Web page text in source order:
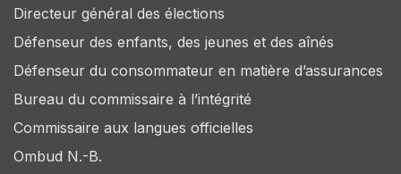
Directeur général des élections
Défenseur des enfants, des jeunes et des aînés
Défenseur du consommateur en matière d’assurances
Bureau du commissaire à l’intégrité
Commissaire aux langues officielles
Ombud N.-B.